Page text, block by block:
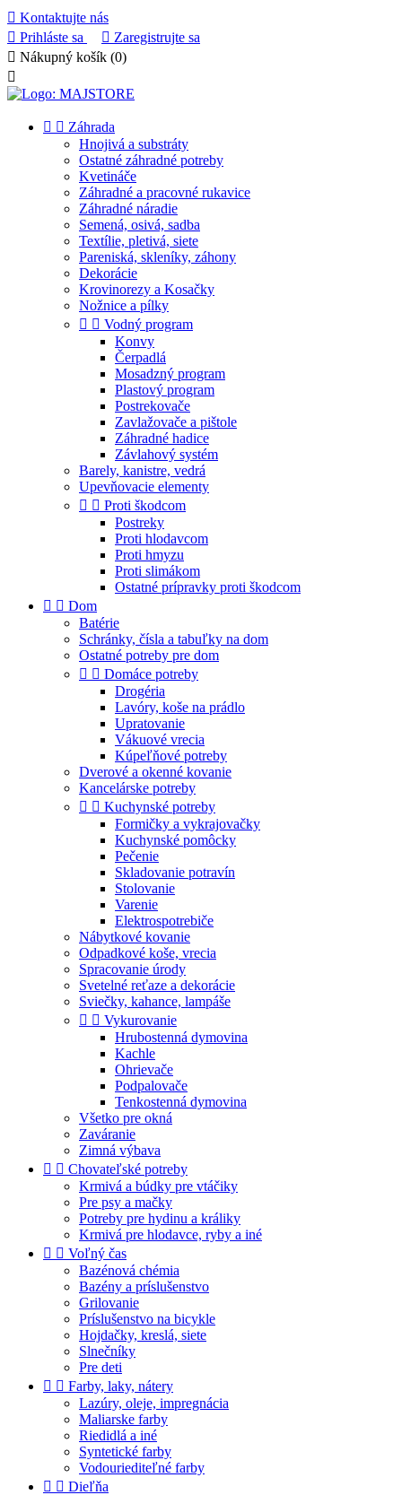
 Kontaktujte nás
 Prihláste sa  Zaregistrujte sa
 Nákupný košík (0)

  Záhrada
Hnojivá a substráty
Ostatné záhradné potreby
Kvetináče
Záhradné a pracovné rukavice
Záhradné náradie
Semená, osivá, sadba
Textílie, pletivá, siete
Pareniská, skleníky, záhony
Dekorácie
Krovinorezy a Kosačky
Nožnice a pílky
  Vodný program
Konvy
Čerpadlá
Mosadzný program
Plastový program
Postrekovače
Zavlažovače a pištole
Záhradné hadice
Závlahový systém
Barely, kanistre, vedrá
Upevňovacie elementy
  Proti škodcom
Postreky
Proti hlodavcom
Proti hmyzu
Proti slimákom
Ostatné prípravky proti škodcom
  Dom
Batérie
Schránky, čísla a tabuľky na dom
Ostatné potreby pre dom
  Domáce potreby
Drogéria
Lavóry, koše na prádlo
Upratovanie
Vákuové vrecia
Kúpeľňové potreby
Dverové a okenné kovanie
Kancelárske potreby
  Kuchynské potreby
Formičky a vykrajovačky
Kuchynské pomôcky
Pečenie
Skladovanie potravín
Stolovanie
Varenie
Elektrospotrebiče
Nábytkové kovanie
Odpadkové koše, vrecia
Spracovanie úrody
Svetelné reťaze a dekorácie
Sviečky, kahance, lampáše
  Vykurovanie
Hrubostenná dymovina
Kachle
Ohrievače
Podpalovače
Tenkostenná dymovina
Všetko pre okná
Zaváranie
Zimná výbava
  Chovateľské potreby
Krmivá a búdky pre vtáčiky
Pre psy a mačky
Potreby pre hydinu a králiky
Krmivá pre hlodavce, ryby a iné
  Voľný čas
Bazénová chémia
Bazény a príslušenstvo
Grilovanie
Príslušenstvo na bicykle
Hojdačky, kreslá, siete
Slnečníky
Pre deti
  Farby, laky, nátery
Lazúry, oleje, impregnácia
Maliarske farby
Riedidlá a iné
Syntetické farby
Vodouriediteľné farby
  Dieľňa